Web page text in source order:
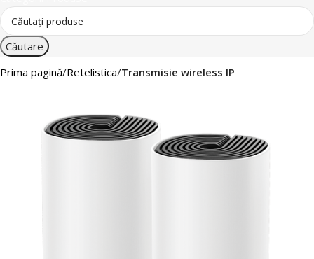
Căutare
Prima pagină Retelistica Transmisie wireless IP